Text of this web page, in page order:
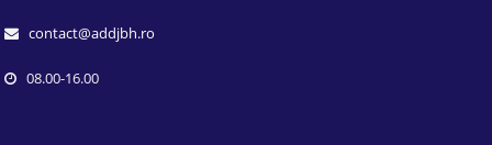
contact@addjbh.ro
08.00-16.00